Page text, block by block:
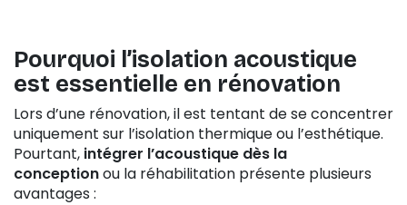
Pourquoi l’isolation acoustique
est essentielle en rénovation
Lors d’une rénovation, il est tentant de se concentrer
uniquement sur l’isolation thermique ou l’esthétique.
Pourtant, intégrer l’acoustique dès la
conceptionou la réhabilitation présente plusieurs
avantages :